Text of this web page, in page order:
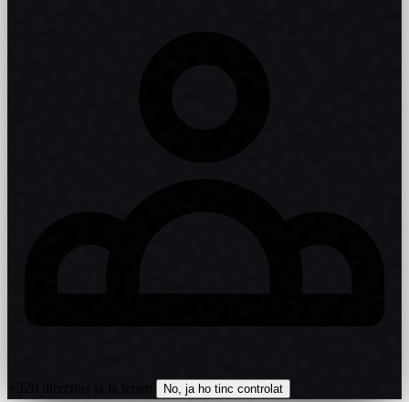
No, ja ho tinc controlat